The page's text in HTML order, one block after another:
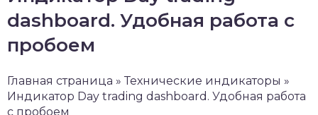
dashboard. Удобная работа с
пробоем
Главная страница » Технические индикаторы »
Индикатор Day trading dashboard. Удобная работа
с пробоем